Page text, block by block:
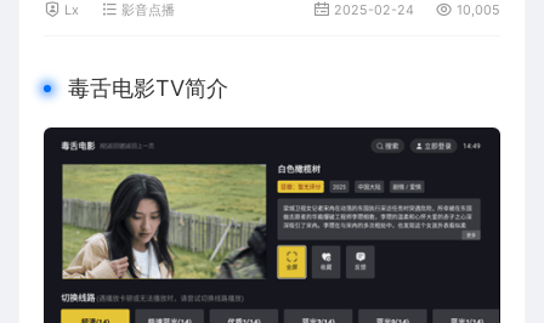
Lx 影音点播 2025-02-24 10,005
毒舌电影TV简介